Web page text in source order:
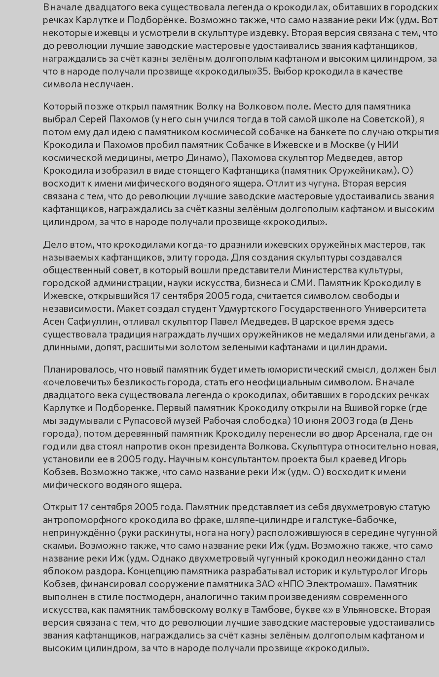
В начале двадцатого века существовала легенда о крокодилах, обитавших в городских
речках Карлутке и Подборёнке. Возможно также, что само название реки Иж (удм. Вот
некоторые ижевцы и усмотрели в скульптуре издевку. Вторая версия связана с тем, что
до революции лучшие заводские мастеровые удостаивались звания кафтанщиков,
награждались за счёт казны зелёным долгополым кафтаном и высоким цилиндром, за
что в народе получали прозвище «крокодилы»35. Выбор крокодила в качестве
символа неслучаен.
Который позже открыл памятник Волку на Волковом поле. Место для памятника
выбрал Серей Пахомов (у него сын учился тогда в той самой школе на Советской), я
потом ему дал идею с памятником космичесой собачке на банкете по случаю открытия
Крокодила и Пахомов пробил памятник Собачке в Ижевске и в Москве (у НИИ
космической медицины, метро Динамо), Пахомова скульптор Медведев, автор
Крокодила изобразил в виде стоящего Кафтанщика (памятник Оружейникам). О)
восходит к имени мифического водяного ящера. Отлит из чугуна. Вторая версия
связана с тем, что до революции лучшие заводские мастеровые удостаивались звания
кафтанщиков, награждались за счёт казны зелёным долгополым кафтаном и высоким
цилиндром, за что в народе получали прозвище «крокодилы».
Дело втом, что крокодилами когда-то дразнили ижевских оружейных мастеров, так
называемых кафтанщиков, элиту города. Для создания скульптуры создавался
общественный совет, в который вошли представители Министерства культуры,
городской администрации, науки искусства, бизнеса и СМИ. Памятник Крокодилу в
Ижевске, открывшийся 17 сентября 2005 года, считается символом свободы и
независимости. Макет создал студент Удмуртского Государственного Университета
Асен Сафиуллин, отливал скульптор Павел Медведев. В царское время здесь
существовала традиция награждать лучших оружейников не медалями илиденьгами, а
длинными, допят, расшитыми золотом зелеными кафтанами и цилиндрами.
Планировалось, что новый памятник будет иметь юмористический смысл, должен был
«очеловечить» безликость города, стать его неофициальным символом. В начале
двадцатого века существовала легенда о крокодилах, обитавших в городских речках
Карлутке и Подборенке. Первый памятник Крокодилу открыли на Вшивой горке (где
мы задумывали с Рупасовой музей Рабочая слободка) 10 июня 2003 года (в День
города), потом деревянный памятник Крокодилу перенесли во двор Арсенала, где он
год или два стоял напротив окон президента Волкова. Скульптура относительно новая,
установили ее в 2005 году. Научным консультантом проекта был краевед Игорь
Кобзев. Возможно также, что само название реки Иж (удм. О) восходит к имени
мифического водяного ящера.
Открыт 17 сентября 2005 года. Памятник представляет из себя двухметровую статую
антропоморфного крокодила во фраке, шляпе-цилиндре и галстуке-бабочке,
непринуждённо (руки раскинуты, нога на ногу) расположившуюся в середине чугунной
скамьи. Возможно также, что само название реки Иж (удм. Возможно также, что само
название реки Иж (удм. Однако двухметровый чугунный крокодил неожиданно стал
яблоком раздора. Концепцию памятника разрабатывал историк и культуролог Игорь
Кобзев, финансировал сооружение памятника ЗАО «НПО Электромаш». Памятник
выполнен в стиле постмодерн, аналогично таким произведениям современного
искусства, как памятник тамбовскому волку в Тамбове, букве «» в Ульяновске. Вторая
версия связана с тем, что до революции лучшие заводские мастеровые удостаивались
звания кафтанщиков, награждались за счёт казны зелёным долгополым кафтаном и
высоким цилиндром, за что в народе получали прозвище «крокодилы».